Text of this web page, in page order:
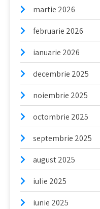
martie 2026
februarie 2026
ianuarie 2026
decembrie 2025
noiembrie 2025
octombrie 2025
septembrie 2025
august 2025
iulie 2025
iunie 2025